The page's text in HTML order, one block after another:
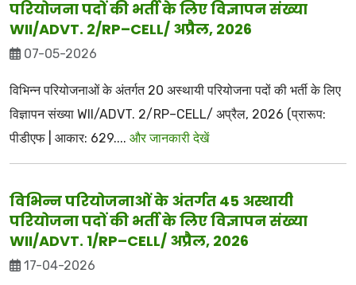
परियोजना पदों की भर्ती के लिए विज्ञापन संख्या
WII/ADVT. 2/RP–CELL/ अप्रैल, 2026
07-05-2026
विभिन्न परियोजनाओं के अंतर्गत 20 अस्थायी परियोजना पदों की भर्ती के लिए
विज्ञापन संख्या WII/ADVT. 2/RP–CELL/ अप्रैल, 2026 (प्रारूप:
पीडीएफ | आकार: 629.... और जानकारी देखें
विभिन्न परियोजनाओं के अंतर्गत 45 अस्थायी
परियोजना पदों की भर्ती के लिए विज्ञापन संख्या
WII/ADVT. 1/RP–CELL/ अप्रैल, 2026
17-04-2026